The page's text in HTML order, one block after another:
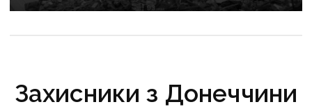
рф захопити останню агломерацію Донеччини до
Захисники з Донеччини